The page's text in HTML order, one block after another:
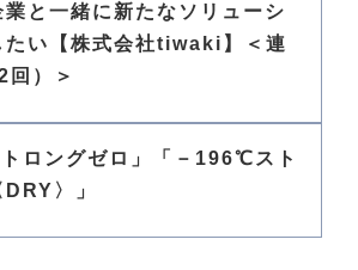
と一緒に新たなソリューシ
たい【株式会社tiwaki】＜連
回）＞
ロングゼロ」「－196℃スト
〉」